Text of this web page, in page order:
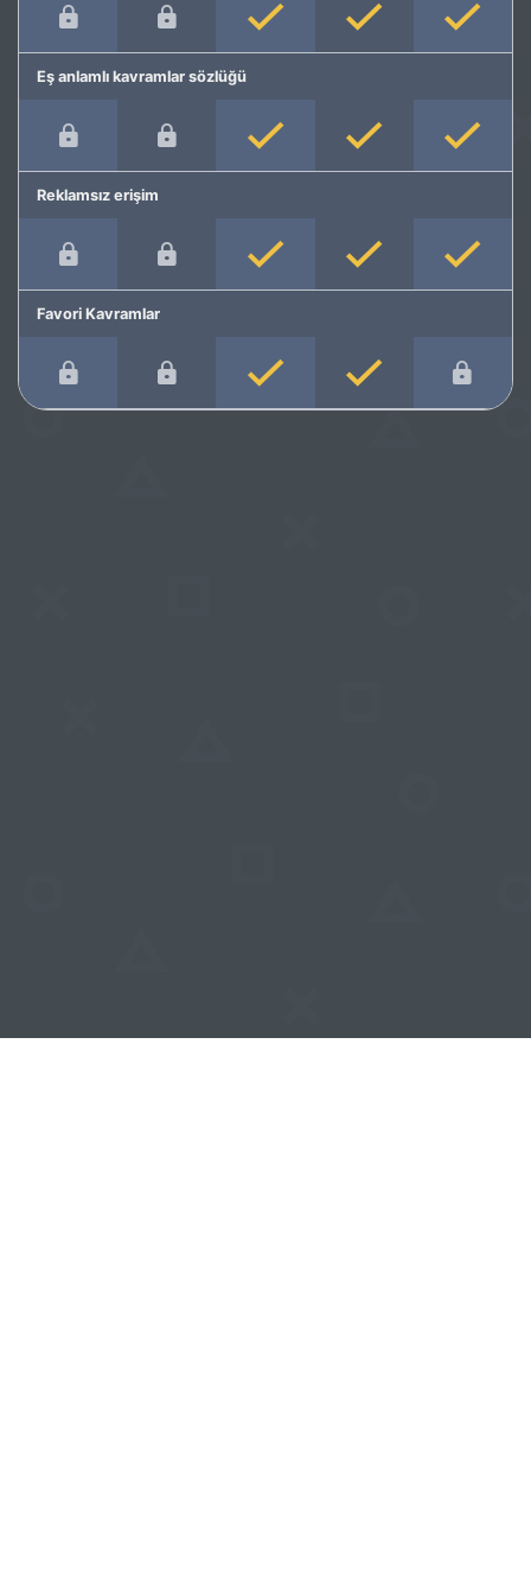
Eş anlamlı kavramlar sözlüğü
Reklamsız erişim
Favori Kavramlar